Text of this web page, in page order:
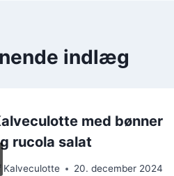
indlæg
med bønner
rucola salat
Kalveculotte 20. december 2024